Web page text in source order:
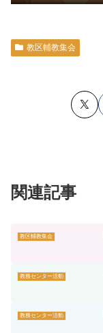
教区輔教集会
関連記事
教区輔教集会
教務センター活動
教務センター活動